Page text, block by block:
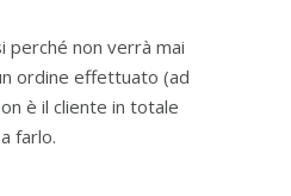
perché non verrà mai
ordine effettuato (ad
è il cliente in totale
farlo.